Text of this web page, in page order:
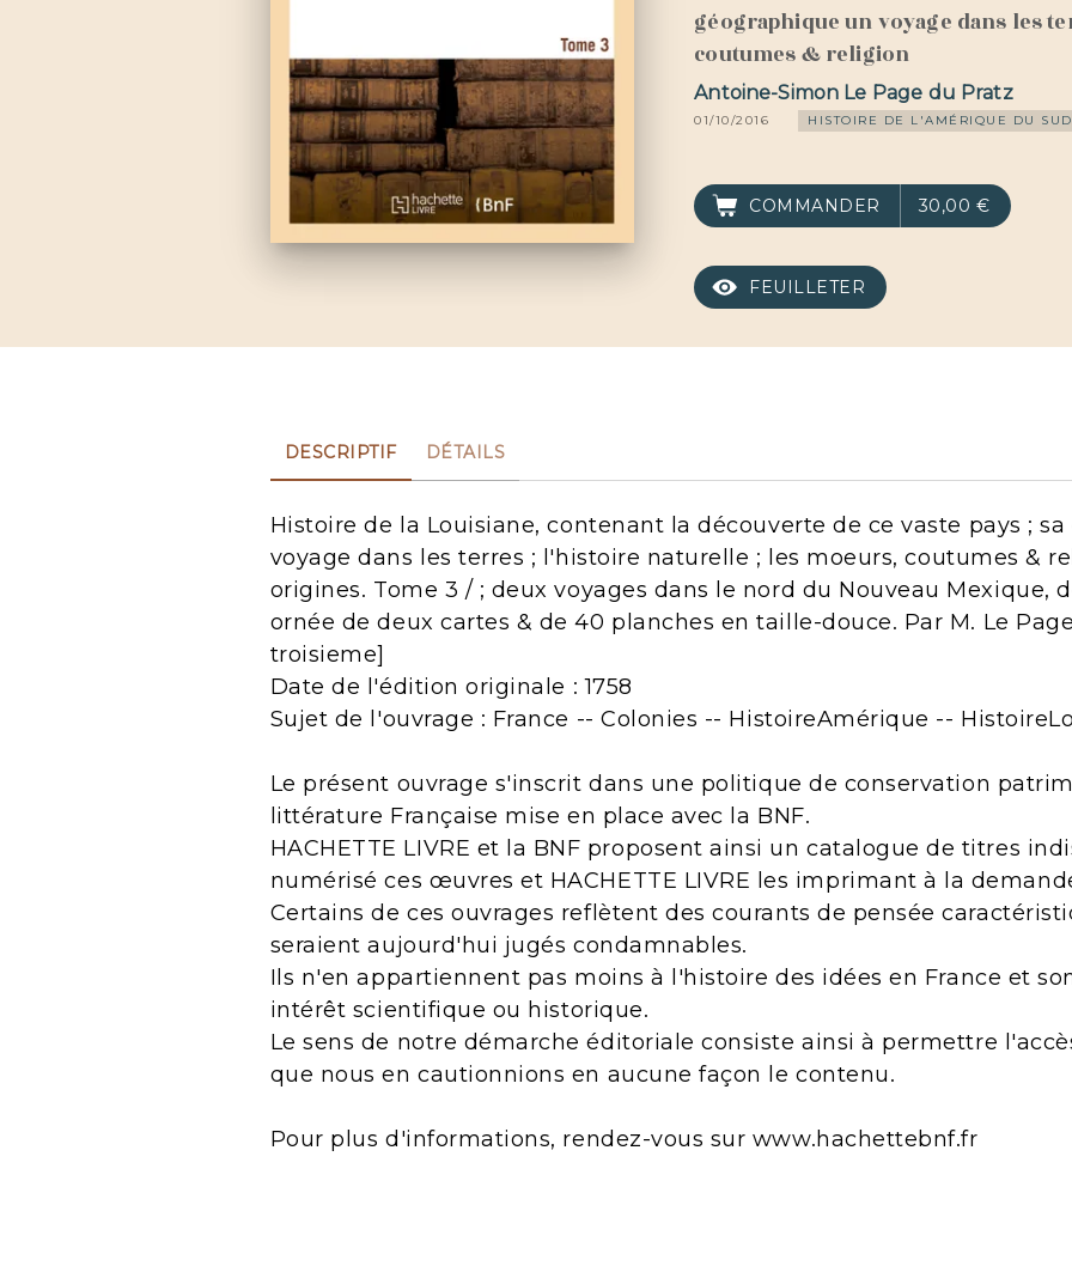
géographique un voyage dans les
coutumes & religion
Antoine-Simon Le Page du Pratz
01/10/2016 HISTOIRE DE L'AMÉRIQUE DU SUD
COMMANDER 30,00 €
FEUILLETER
DESCRIPTIF DÉTAILS
Histoire de la Louisiane, contenant la découverte de ce vaste pays ;
voyage dans les terres ; l'histoire naturelle ; les moeurs, coutumes &
origines. Tome 3 / ; deux voyages dans le nord du Nouveau Mexique,
ornée de deux cartes & de 40 planches en taille-douce. Par M. Le
troisieme]
Date de l'édition originale : 1758
Sujet de l'ouvrage : France -- Colonies -- HistoireAmérique --
Le présent ouvrage s'inscrit dans une politique de conservation
littérature Française mise en place avec la BNF.
HACHETTE LIVRE et la BNF proposent ainsi un catalogue de titres
numérisé ces œuvres et HACHETTE LIVRE les imprimant à la
Certains de ces ouvrages reflètent des courants de pensée
seraient aujourd'hui jugés condamnables.
Ils n'en appartiennent pas moins à l'histoire des idées en France et
intérêt scientifique ou historique.
Le sens de notre démarche éditoriale consiste ainsi à permettre
que nous en cautionnions en aucune façon le contenu.
Pour plus d'informations, rendez-vous sur www.hachettebnf.fr